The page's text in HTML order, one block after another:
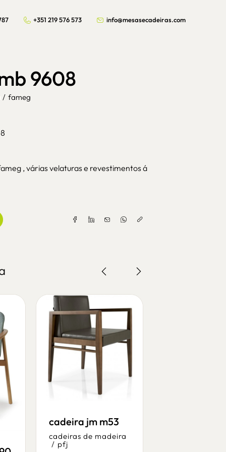
+351 219 576 573 info@mesasecadeiras.com
9608
/ fameg
, várias velaturas e revestimentos á
cadeira jm m53
cadeiras de madeira
/ pfj